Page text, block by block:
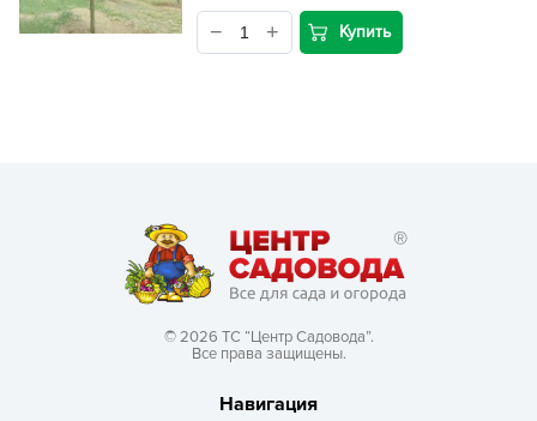
Купить
© 2026 ТС “Центр Садовода”.
Все права защищены.
Навигация